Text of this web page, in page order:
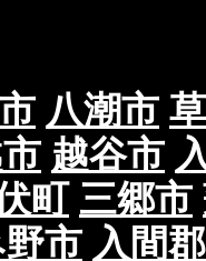
八潮市
越谷市
町 三郷市
市 入間